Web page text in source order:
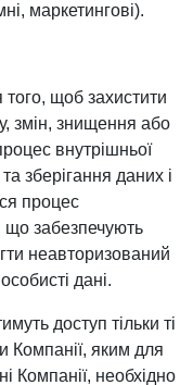
маркетингові).
щоб захистити
змін, знищення або
внутрішньої
зберігання даних і
процес
забезпечують
неавторизований
дані.
доступ тільки ті
Компанії, яким для
Компанії, необхідно